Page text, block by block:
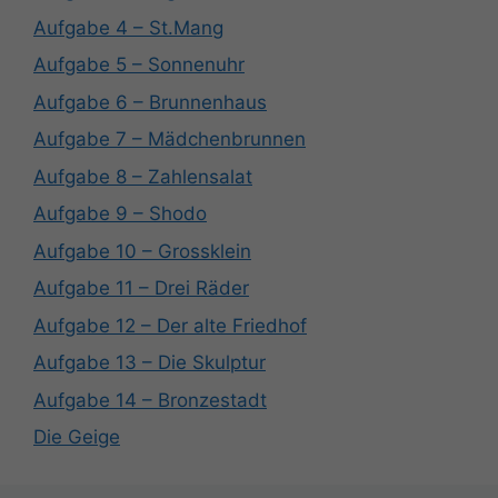
Aufgabe 4 – St.Mang
Aufgabe 5 – Sonnenuhr
Aufgabe 6 – Brunnenhaus
Aufgabe 7 – Mädchenbrunnen
Aufgabe 8 – Zahlensalat
Aufgabe 9 – Shodo
Aufgabe 10 – Grossklein
Aufgabe 11 – Drei Räder
Aufgabe 12 – Der alte Friedhof
Aufgabe 13 – Die Skulptur
Aufgabe 14 – Bronzestadt
Die Geige